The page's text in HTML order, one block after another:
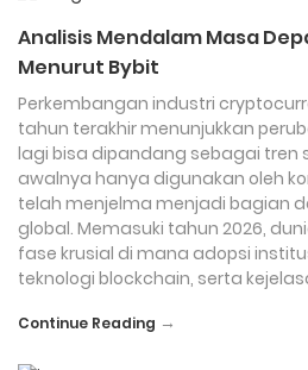
Analisis Mendalam Masa
Menurut Bybit
Perkembangan industri
tahun terakhir menunjukkan
lagi bisa dipandang sebagai tren
awalnya hanya digunakan oleh
telah menjelma menjadi bagian
global. Memasuki tahun 2026,
fase krusial di mana adopsi
teknologi blockchain, serta
Continue Reading →